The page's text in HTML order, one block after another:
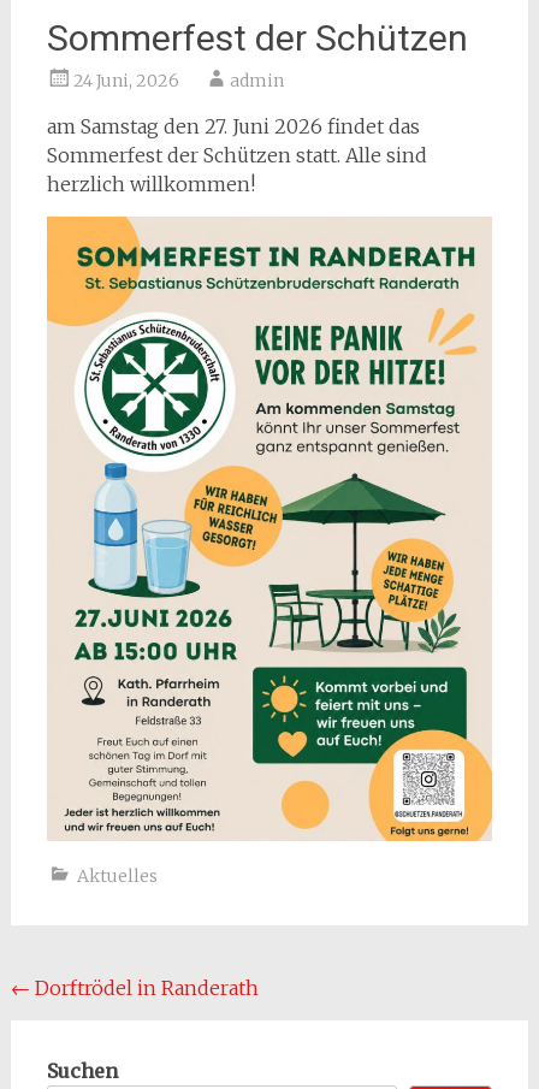
Sommerfest der Schützen
24 Juni, 2026 admin
am Samstag den 27. Juni 2026 findet das
Sommerfest der Schützen statt. Alle sind
herzlich willkommen!
Aktuelles
Beitragsnavigation
← Dorftrödel in Randerath
Suchen